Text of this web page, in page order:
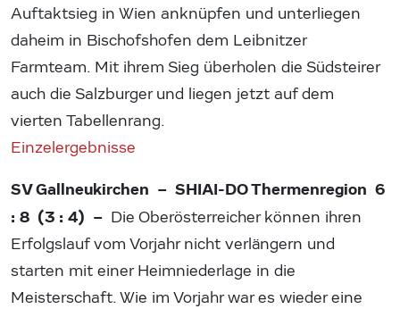
Auftaktsieg in Wien anknüpfen und unterliegen
daheim in Bischofshofen dem Leibnitzer
Farmteam. Mit ihrem Sieg überholen die Südsteirer
auch die Salzburger und liegen jetzt auf dem
vierten Tabellenrang.
Einzelergebnisse
SV Gallneukirchen – SHIAI-DO Thermenregion 6
: 8 (3 : 4) – Die Oberösterreicher können ihren
Erfolgslauf vom Vorjahr nicht verlängern und
starten mit einer Heimniederlage in die
Meisterschaft. Wie im Vorjahr war es wieder eine